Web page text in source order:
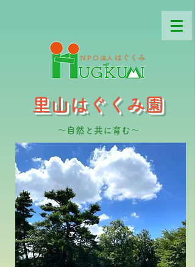
里山はぐくみ園
～自然と共に育む～